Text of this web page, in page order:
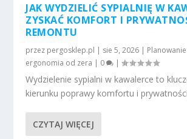
JAK WYDZIELIĆ SYPIALNIĘ W
ZYSKAĆ KOMFORT I
REMONTU
przez pergosklep.pl | sie 5, 2026 |
ergonomia od zera | 0 |
Wydzielenie sypialni w kawalerce to
kierunku poprawy komfortu i
CZYTAJ WIĘCEJ